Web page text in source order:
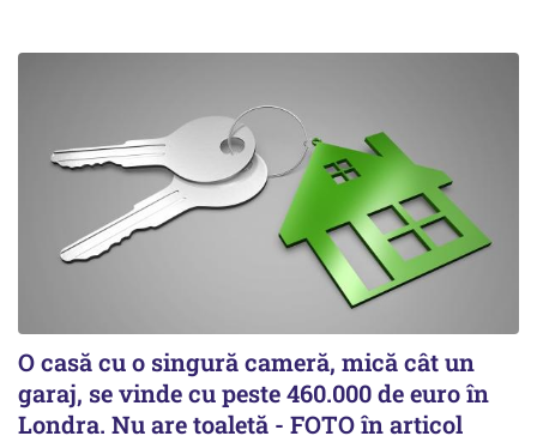
O casă cu o singură cameră, mică cât un
garaj, se vinde cu peste 460.000 de euro în
Londra. Nu are toaletă - FOTO în articol